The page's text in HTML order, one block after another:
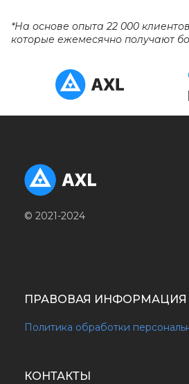
*На основе опыта 22 000
которые ежемесячно получают
© 2021-2024
ПРАВОВАЯ ИНФОРМАЦИЯ
Политика обработки
КОНТАКТЫ